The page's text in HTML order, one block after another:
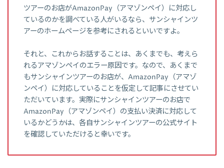
ツアーのお店がAmazonPay（アマゾンペイ）に対応し
ているのかを調べている人がいるなら、サンシャインツ
アーのホームページを参考にされるといいですよ。
それと、これからお話することは、あくまでも、考えら
れるアマゾンペイのエラー原因です。なので、あくまで
もサンシャインツアーのお店が、AmazonPay（アマゾ
ンペイ）に対応していることを仮定して記事にさせてい
ただいています。実際にサンシャインツアーのお店で
AmazonPay（アマゾンペイ）の支払い決済に対応して
いるかどうかは、各自サンシャインツアーの公式サイト
を確認していただけると幸いです。